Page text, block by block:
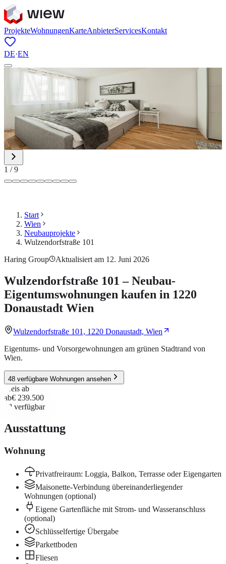
ProjekteWohnungenKarteAnbieterServicesKontakt
DE·EN
1 /9
Start
Wien
Neubauprojekte
Wulzendorfstraße 101
Haring Group
Aktualisiert am 12. Juni 2026
Wulzendorfstraße 101 – Neubau-
Eigentumswohnungen kaufen in 1220
Donaustadt Wien
Wulzendorfstraße 101, 1220 Donaustadt, Wien
Eigentums- und Vorsorgewohnungen am grünen Stadtrand von
Wien.
48 verfügbare Wohnungen ansehen
Preis ab
ab€ 239.500
48 verfügbar
Ausstattung
Wohnung
Privatfreiraum: Loggia, Balkon, Terrasse oder Eigengarten
Maisonette-Verbindung übereinanderliegender
Wohnungen (optional)
Eigene Gartenfläche mit Strom- und Wasseranschluss
(optional)
Schlüsselfertige Übergabe
Parkettboden
Fliesen